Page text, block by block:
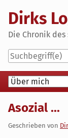
content
Dirks
Die Chronik
Navigation
Asozial ...
Geschrieben von